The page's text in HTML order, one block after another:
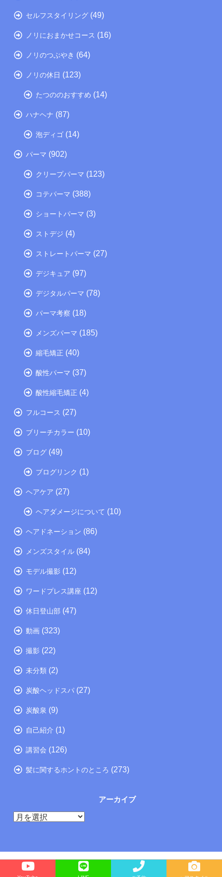
セルフスタイリング (49)
ノリにおまかせコース (16)
ノリのつぶやき (64)
ノリの休日 (123)
たつののおすすめ (14)
ハナヘナ (87)
泡ディゴ (14)
パーマ (902)
クリープパーマ (123)
コテパーマ (388)
ショートパーマ (3)
ストデジ (4)
ストレートパーマ (27)
デジキュア (97)
デジタルパーマ (78)
パーマ考察 (18)
メンズパーマ (185)
縮毛矯正 (40)
酸性パーマ (37)
酸性縮毛矯正 (4)
フルコース (27)
ブリーチカラー (10)
ブログ (49)
ブログリンク (1)
ヘアケア (27)
ヘアダメージについて (10)
ヘアドネーション (86)
メンズスタイル (84)
モデル撮影 (12)
ワードプレス講座 (12)
休日登山部 (47)
動画 (323)
撮影 (22)
未分類 (2)
炭酸ヘッドスパ (27)
炭酸泉 (9)
自己紹介 (1)
講習会 (126)
髪に関するホントのところ (273)
アーカイブ
ア
ブ
Copyright©
たつの市の美容院メーカー講師が教えるぺったんこ髪の解決方法ブログ, 2026 All